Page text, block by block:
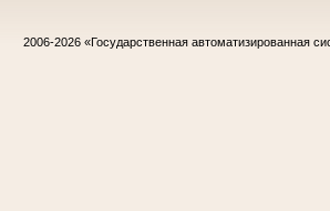
2006-2026 «Государственная автоматизированная